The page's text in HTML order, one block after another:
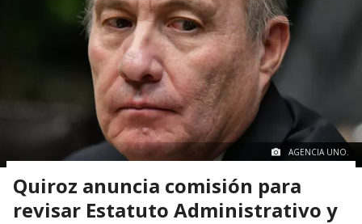
AGENCIA UNO.
Quiroz anuncia comisión para
revisar Estatuto Administrativo y